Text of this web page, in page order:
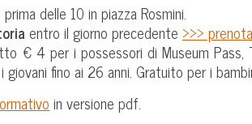
delle 10 in piazza Rosmini.
entro il giorno precedente >>>
€ 4 per i possessori di Museum Pass,
fino ai 26 anni. Gratuito per i
in versione pdf.